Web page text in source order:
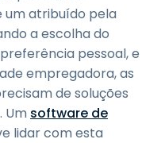
um atribuído pela
a escolha do
pessoal, e
empregadora, as
de soluções
Um software de
lidar com esta